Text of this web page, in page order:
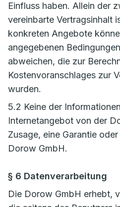
Einfluss haben. Allein der
vereinbarte Vertragsinhalt
konkreten Angebote
angegebenen
abweichen, die zur
Kostenvoranschlages zur
wurden.
5.2 Keine der
Internetangebot von der
Zusage, eine Garantie
Dorow GmbH.
§ 6 Datenverarbeitung
Die Dorow GmbH erhebt,